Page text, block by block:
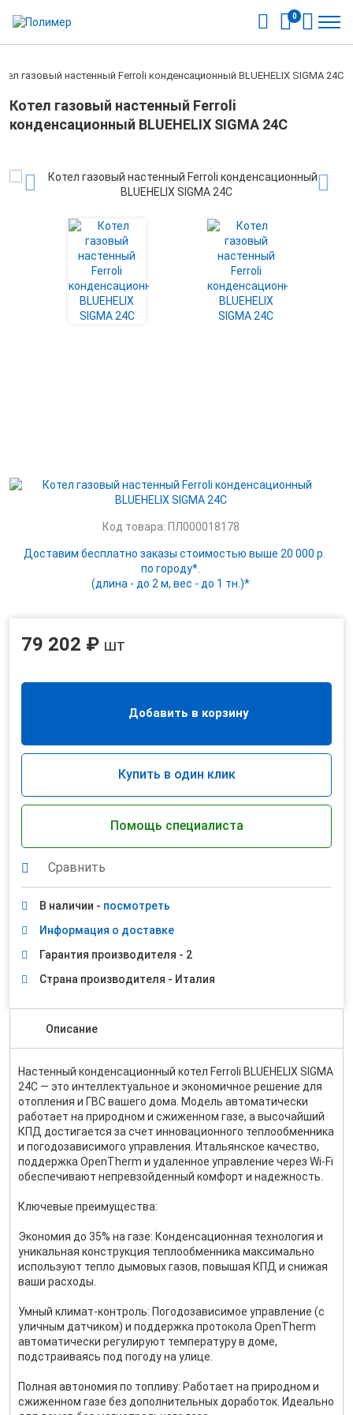
0
газовый настенный Ferroli конденсационный BLUEHELIX SIGMA 24C
Котел газовый настенный Ferroli
конденсационный BLUEHELIX SIGMA 24C
Код товара: ПЛ000018178
Доставим бесплатно заказы стоимостью выше 20 000 р.
по городу*.
(длина - до 2 м, вес - до 1 тн.)*
79 202 ₽ шт
Добавить в корзину
Купить в один клик
Помощь специалиста
Сравнить
В наличии - посмотреть
Информация о доставке
Гарантия производителя - 2
Страна производителя - Италия
Описание
Настенный конденсационный котел Ferroli BLUEHELIX SIGMA
24C — это интеллектуальное и экономичное решение для
отопления и ГВС вашего дома. Модель автоматически
работает на природном и сжиженном газе, а высочайший
КПД достигается за счет инновационного теплообменника
и погодозависимого управления. Итальянское качество,
поддержка OpenTherm и удаленное управление через Wi-Fi
обеспечивают непревзойденный комфорт и надежность.
Ключевые преимущества:
Экономия до 35% на газе: Конденсационная технология и
уникальная конструкция теплообменника максимально
используют тепло дымовых газов, повышая КПД и снижая
ваши расходы.
Умный климат-контроль: Погодозависимое управление (с
уличным датчиком) и поддержка протокола OpenTherm
автоматически регулируют температуру в доме,
подстраиваясь под погоду на улице.
Полная автономия по топливу: Работает на природном и
сжиженном газе без дополнительных доработок. Идеально